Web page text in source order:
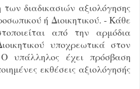
διαδικασιών αξιολόγησης
ή Διοικητικού. - Κάθε
από την αρμόδια
υποχρεωτικά στον
έχει πρόσβαση
εκθέσεις αξιολόγησής